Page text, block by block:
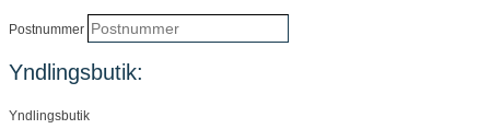
Postnummer
Yndlingsbutik:
Yndlingsbutik